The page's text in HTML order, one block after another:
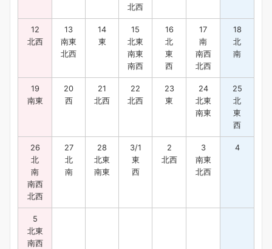
北西
12
北西
13
南東
北西
14
東
15
北東
南東
南西
16
北
東
西
17
南
南西
北西
18
北
南
19
南東
20
西
21
北西
22
北西
23
東
24
北東
南東
25
北
東
西
26
北
南
南西
北西
27
北
南
28
北東
南東
3/1
東
西
2
北西
3
南東
北西
4
5
北東
南西